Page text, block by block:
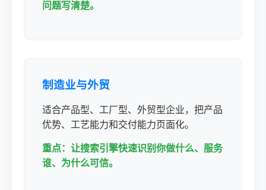
问题写清楚。
制造业与外贸
适合产品型、工厂型、外贸型企业，把产品
优势、工艺能力和交付能力页面化。
重点：让搜索引擎快速识别你做什么、服务
谁、为什么可信。